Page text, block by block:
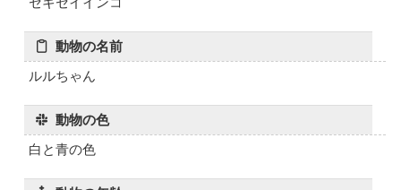
動物の名前
ルルちゃん
動物の色
白と青の色